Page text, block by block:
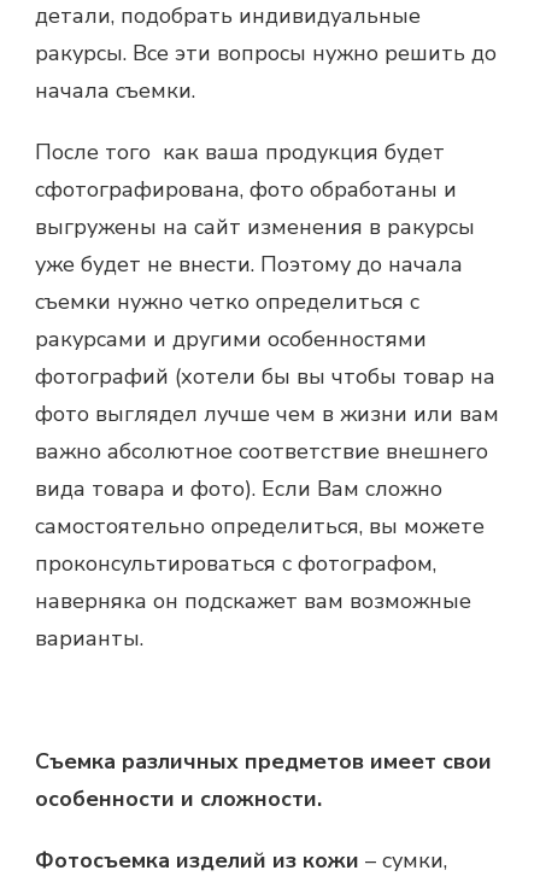
детали, подобрать индивидуальные
ракурсы. Все эти вопросы нужно решить до
начала съемки.
После того как ваша продукция будет
сфотографирована, фото обработаны и
выгружены на сайт изменения в ракурсы
уже будет не внести. Поэтому до начала
съемки нужно четко определиться с
ракурсами и другими особенностями
фотографий (хотели бы вы чтобы товар на
фото выглядел лучше чем в жизни или вам
важно абсолютное соответствие внешнего
вида товара и фото). Если Вам сложно
самостоятельно определиться, вы можете
проконсультироваться с фотографом,
наверняка он подскажет вам возможные
варианты.
Съемка различных предметов имеет свои
особенности и сложности.
Фотосъемка изделий из кожи – сумки,